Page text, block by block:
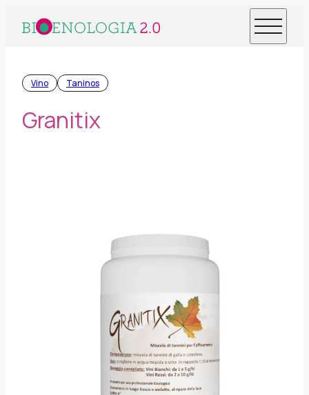
Vino Taninos
Granitix